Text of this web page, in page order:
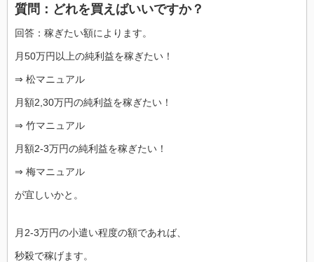
質問：どれを買えばいいですか？
回答：稼ぎたい額によります。
月50万円以上の純利益を稼ぎたい！
⇒ 松マニュアル
月額2,30万円の純利益を稼ぎたい！
⇒ 竹マニュアル
月額2-3万円の純利益を稼ぎたい！
⇒ 梅マニュアル
が宜しいかと。
月2-3万円の小遣い程度の額であれば、
秒殺で稼げます。